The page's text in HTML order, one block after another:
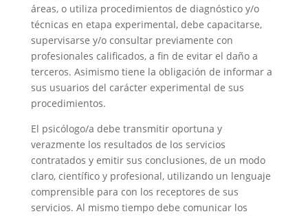
áreas, o utiliza procedimientos de diagnóstico y/o
técnicas en etapa experimental, debe capacitarse,
supervisarse y/o consultar previamente con
profesionales calificados, a fin de evitar el daño a
terceros. Asimismo tiene la obligación de informar a
sus usuarios del carácter experimental de sus
procedimientos.
El psicólogo/a debe transmitir oportuna y
verazmente los resultados de los servicios
contratados y emitir sus conclusiones, de un modo
claro, científico y profesional, utilizando un lenguaje
comprensible para con los receptores de sus
servicios. Al mismo tiempo debe comunicar los